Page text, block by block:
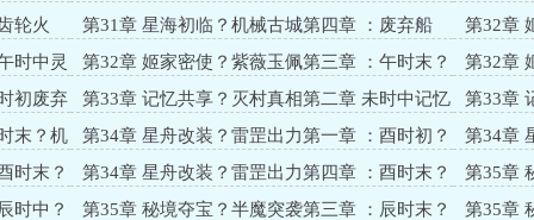
临？齿轮森林
儡？火锅
轮火
第31章 星海初临？机械古城第四章 ：废弃船
坞？初建根基
第32章
后山竹林
时中灵
第32章 姬家密使？紫薇玉佩第三章 ：午时末？
虫卵苏醒？灵体压制
第32章
禁地新发
初废弃
第33章 记忆共享？灭村真相第二章 未时中记忆
画面？灭村真相揭露
第33章
亡？记忆
末？机
第34章 星舟改装？雷罡出力第一章 ：酉时初？
东边山谷？船骸初见
第34章
改装细节
时末？
第34章 星舟改装？雷罡出力第四章 ：酉时末？
战前准备
第35章
秘境入口
时中？
第35章 秘境夺宝？半魔突袭第三章 ：辰时末？
第35章